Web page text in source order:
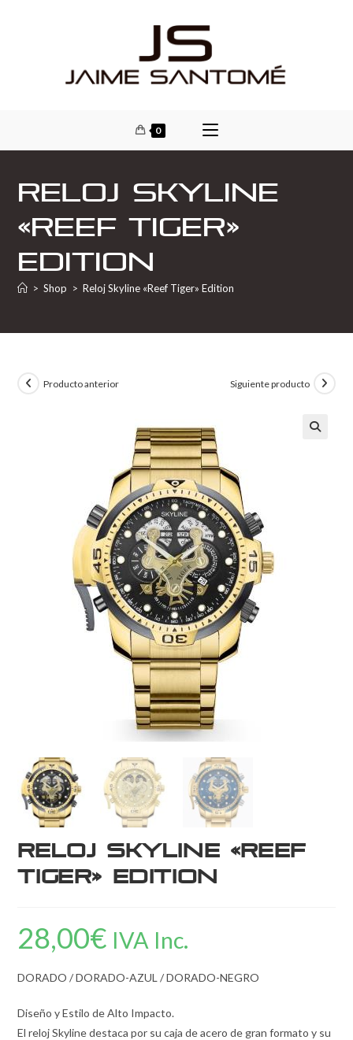
0
Reloj Skyline
«Reef Tiger»
Edition
> Shop > Reloj Skyline «Reef Tiger» Edition
Producto anterior Siguiente producto
Reloj Skyline «Reef
Tiger» Edition
28,00€ IVA Inc.
DORADO / DORADO-AZUL / DORADO-NEGRO
Diseño y Estilo de Alto Impacto.
El reloj Skyline destaca por su caja de acero de gran formato y su